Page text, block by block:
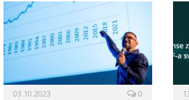
03.10.2023 0